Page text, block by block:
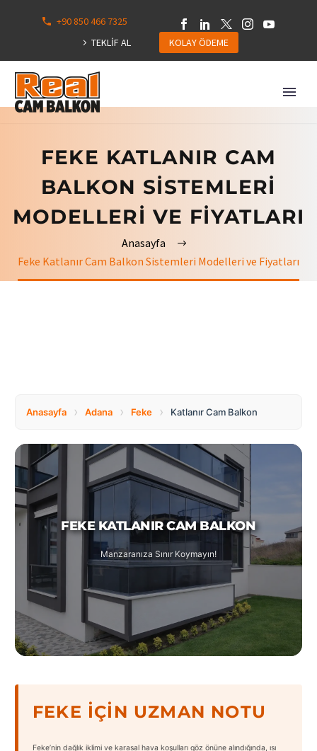
+90 850 466 7325
TEKLİF AL
KOLAY ÖDEME
FEKE KATLANIR CAM
BALKON SISTEMLERI
MODELLERI VE FIYATLARI
Anasayfa
Feke Katlanır Cam Balkon Sistemleri Modelleri ve Fiyatları
Anasayfa › Adana › Feke › Katlanır Cam Balkon
FEKE KATLANIR CAM BALKON
Manzaranıza Sınır Koymayın!
FEKE İÇIN UZMAN NOTU
Feke’nin dağlık iklimi ve karasal hava koşulları göz önüne alındığında, ısı
113
Hepsini
Göster
Bulgaria
Canada
Czech
Republic
Netherlands
Poland
Romania
Switzerland
Turkey
United
States